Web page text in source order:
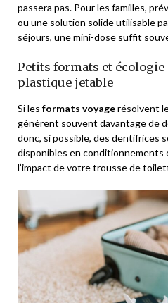
passera pas. Pour les familles,
ou une solution solide utilisable
séjours, une mini-dose suffit
Petits formats et écologie
plastique jetable
Si les formats voyagerésolvent
génèrent souvent davantage de
donc, si possible, des dentifrices
disponibles en conditionnements
l’impact de votre trousse de